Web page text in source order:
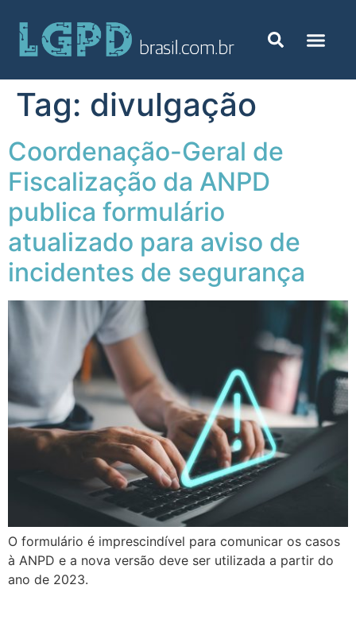
Tag: divulgação
Coordenação-Geral de
Fiscalização da ANPD
publica formulário
atualizado para aviso de
incidentes de segurança
O formulário é imprescindível para comunicar os casos
à ANPD e a nova versão deve ser utilizada a partir do
ano de 2023.